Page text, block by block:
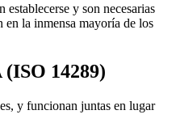
establecerse y son necesarias
en la inmensa mayoría de los
14289)
y funcionan juntas en lugar